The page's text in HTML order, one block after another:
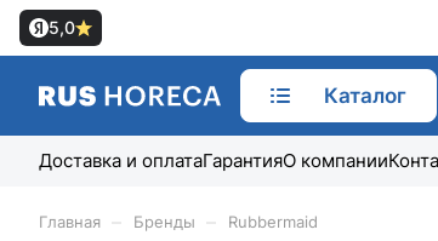
5,0
Каталог
Доставка и оплатаГарантияО компании
Главная Бренды Rubbermaid